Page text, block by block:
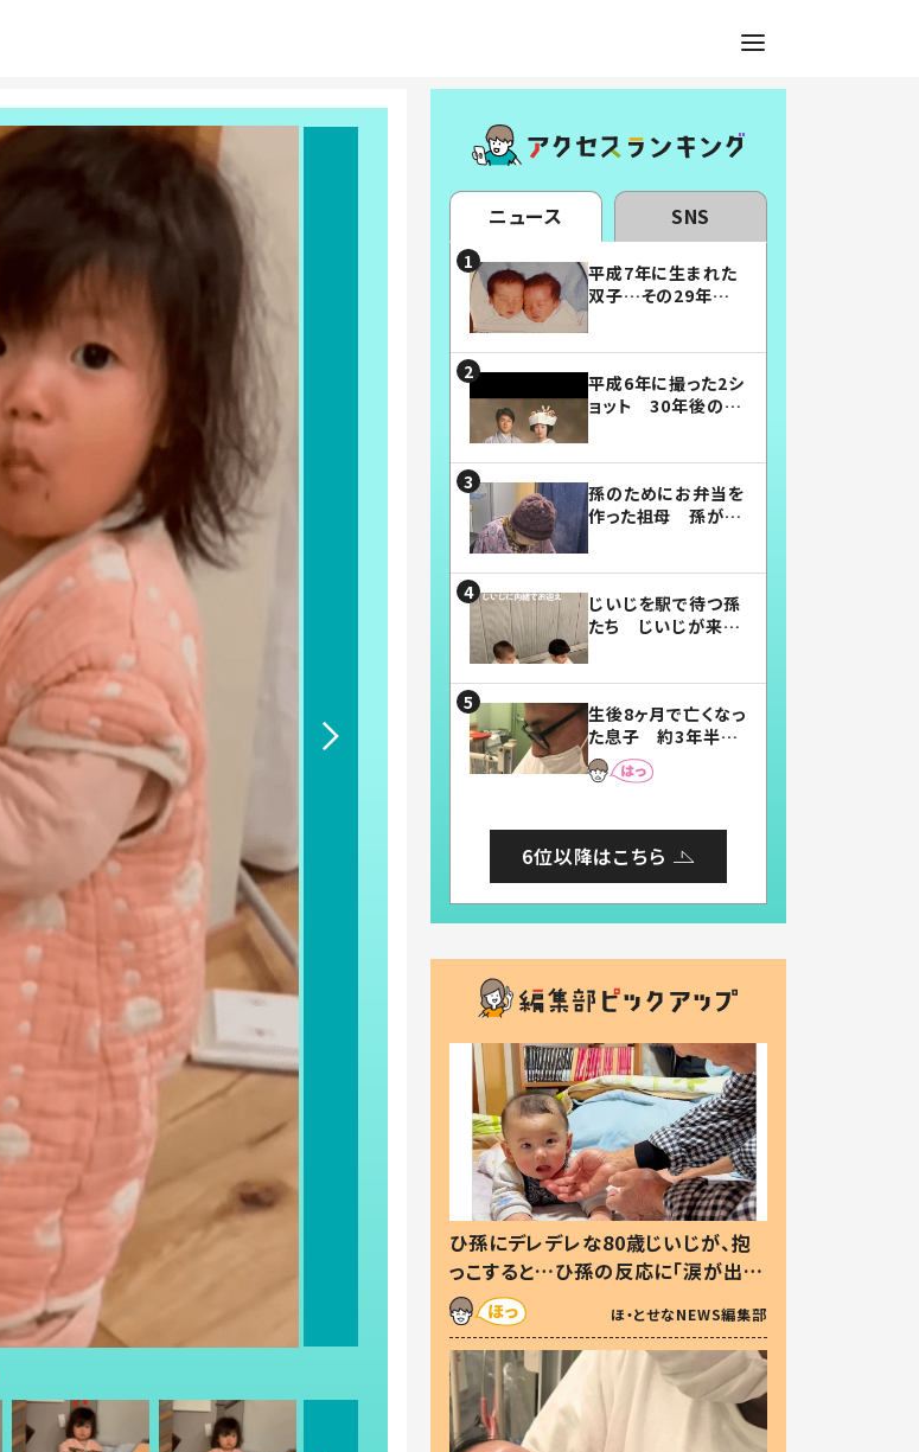
ニュース SNS
平成7年に生まれた
双子…その29年後
平成6年に撮った2シ
ョット 30年後の姿
孫のためにお弁当を
作った祖母 孫が絶
じいじを駅で待つ孫
たち じいじが来た
まらない」「幸せにな
れる」
生後8ヶ月で亡くなっ
た息子 約3年半
後、当時の妻の日記
に書いてあった本音
6位以降はこちら
ひ孫にデレデレな80歳じいじが、抱
っこすると…ひ孫の反応に「涙が出ま
した」「可愛くて仕方ない」
ほ・とせなNEWS編集部